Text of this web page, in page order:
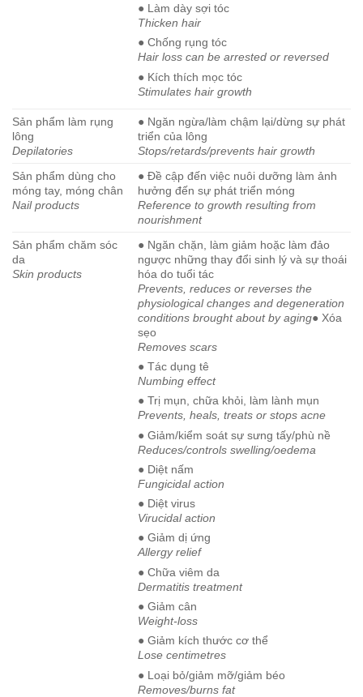
● Làm dày sợi tóc
Thicken hair
● Chống rụng tóc
Hair loss can be arrested or reversed
● Kích thích mọc tóc
Stimulates hair growth
Sản phẩm làm rụng
lông
Depilatories
● Ngăn ngừa/làm chậm lại/dừng sự phát
triển của lông
Stops/retards/prevents hair growth
Sản phẩm dùng cho
móng tay, móng chân
Nail products
● Đề cập đến việc nuôi dưỡng làm ảnh
hưởng đến sự phát triển móng
Reference to growth resulting from
nourishment
Sản phẩm chăm sóc
da
Skin products
● Ngăn chặn, làm giảm hoặc làm đảo
ngược những thay đổi sinh lý và sự thoái
hóa do tuổi tác
Prevents, reduces or reverses the
physiological changes and degeneration
conditions brought about by aging● Xóa
sẹo
Removes scars
● Tác dụng tê
Numbing effect
● Trị mụn, chữa khỏi, làm lành mụn
Prevents, heals, treats or stops acne
● Giảm/kiểm soát sự sưng tấy/phù nề
Reduces/controls swelling/oedema
● Diệt nấm
Fungicidal action
● Diệt virus
Virucidal action
● Giảm dị ứng
Allergy relief
● Chữa viêm da
Dermatitis treatment
● Giảm cân
Weight-loss
● Giảm kích thước cơ thể
Lose centimetres
● Loại bỏ/giảm mỡ/giảm béo
Removes/burns fat